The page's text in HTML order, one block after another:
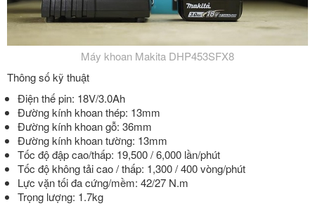
Máy khoan Makita DHP453SFX8
Thông số kỹ thuật
Điện thế pin: 18V/3.0Ah
Đường kính khoan thép: 13mm
Đường kính khoan gỗ: 36mm
Đường kính khoan tường: 13mm
Tốc độ đập cao/thấp: 19,500 / 6,000 lần/phút
Tốc độ không tải cao / thấp: 1,300 / 400 vòng/phút
Lực vặn tối đa cứng/mềm: 42/27 N.m
Trọng lượng: 1.7kg